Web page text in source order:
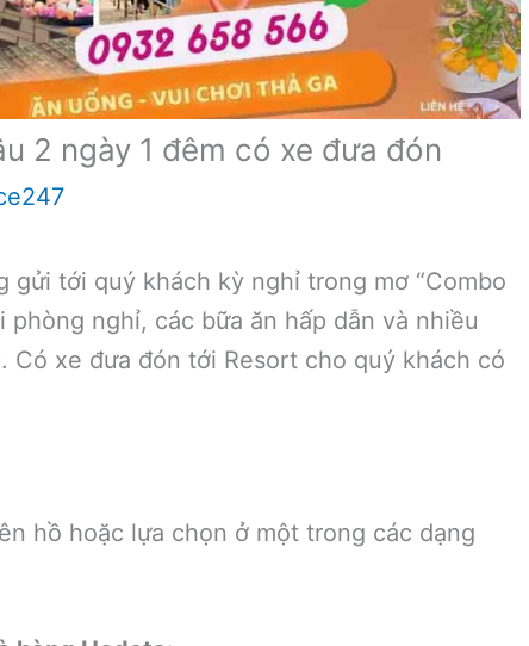
2 ngày 1 đêm có xe đưa đón
gửi tới quý khách kỳ nghỉ trong mơ “Combo
phòng nghỉ, các bữa ăn hấp dẫn và nhiều
Có xe đưa đón tới Resort cho quý khách có
hồ hoặc lựa chọn ở một trong các dạng